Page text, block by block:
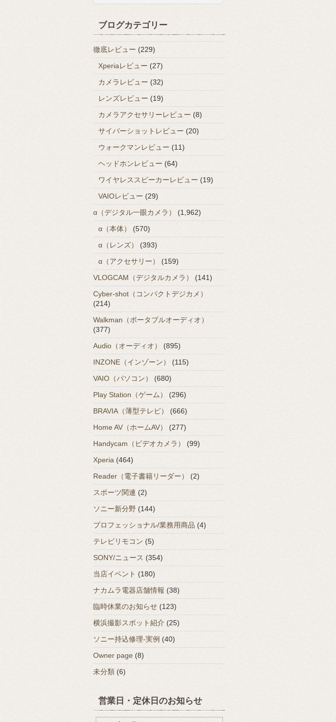
ブログカテゴリー
徹底レビュー (229)
Xperiaレビュー(27)
カメラレビュー (32)
レンズレビュー (19)
カメラアクセサリーレビュー (8)
サイバーショットレビュー (20)
ウォークマンレビュー (11)
ヘッドホンレビュー (64)
ワイヤレススピーカーレビュー (19)
VAIOレビュー (29)
α（デジタル一眼カメラ）
(1,962)
α（本体）
(570)
α（レンズ）
(393)
α（アクセサリー）
(159)
VLOGCAM（デジタルカメラ）
(141)
Cyber-shot（コンパクトデジカメ）
(214)
Walkman（ポータブルオーディオ）
(377)
Audio（オーディオ）
(895)
INZONE（インゾーン）
(115)
VAIO（パソコン）
(680)
Play Station（ゲーム）
(296)
BRAVIA（薄型テレビ）
(666)
Home AV（ホームAV）
(277)
Handycam（ビデオカメラ）
(99)
Xperia (464)
Reader（電子書籍リーダー）
(2)
スポーツ関連 (2)
ソニー新分野 (144)
プロフェッショナル/業務用商品 (4)
テレビリモコン (5)
SONY/ニュース (354)
当店イベント (180)
ナカムラ電器店舗情報 (38)
臨時休業のお知らせ (123)
横浜撮影スポット紹介 (25)
ソニー持込修理-実例 (40)
Owner page (8)
未分類 (6)
営業日・定休日のお知らせ